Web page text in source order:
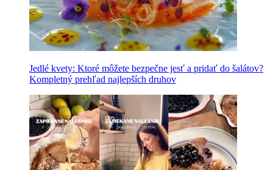
Jedlé kvety: Ktoré môžete bezpečne jesť a pridať do šalátov?
Kompletný prehľad najlepších druhov